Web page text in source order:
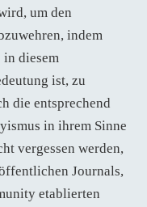
um den
indem
diesem
ist, zu
die entsprechend
in ihrem Sinne
vergessen werden,
Journals,
etablierten